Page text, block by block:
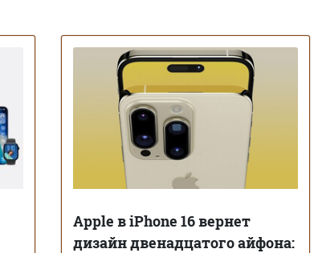
Apple в iPhone 16 вернет
дизайн двенадцатого айфона: